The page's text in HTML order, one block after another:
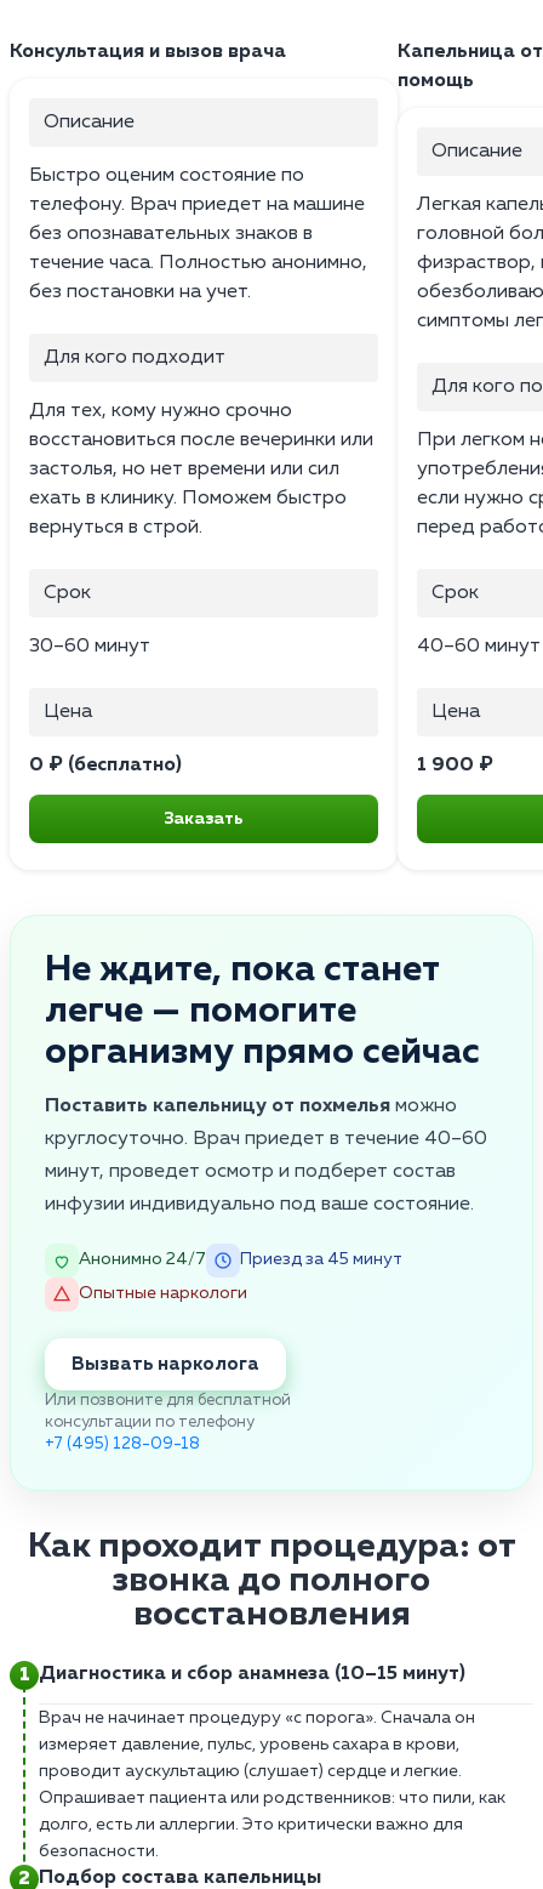
Консультация и вызов врача
Описание
Быстро оценим состояние по
телефону. Врач приедет на машине
без опознавательных знаков в
течение часа. Полностью анонимно,
без постановки на учет.
Для кого подходит
Для тех, кому нужно срочно
восстановиться после вечеринки или
застолья, но нет времени или сил
ехать в клинику. Поможем быстро
вернуться в строй.
Срок
30–60 минут
Цена
0 ₽ (бесплатно)
Заказать
Капельница
помощь
Описание
Легкая
головной
физраствор,
симптомы
Для кого
При легком
если нужно
перед
Срок
40–60 минут
Цена
1 900 ₽
Не ждите, пока станет
легче — помогите
организму прямо сейчас
Поставить капельницу от похмелья можно
круглосуточно. Врач приедет в течение 40–60
минут, проведет осмотр и подберет состав
инфузии индивидуально под ваше состояние.
Анонимно 24/7
Приезд за 45 минут
Опытные наркологи
Вызвать нарколога
Или позвоните для бесплатной
консультации по телефону
+7 (495) 128-09-18
Как проходит процедура: от
звонка до полного
восстановления
Диагностика и сбор анамнеза (10–15 минут)
Врач не начинает процедуру «с порога». Сначала он
измеряет давление, пульс, уровень сахара в крови,
проводит аускультацию (слушает) сердце и легкие.
Опрашивает пациента или родственников: что пили, как
долго, есть ли аллергии. Это критически важно для
безопасности.
Подбор состава капельницы